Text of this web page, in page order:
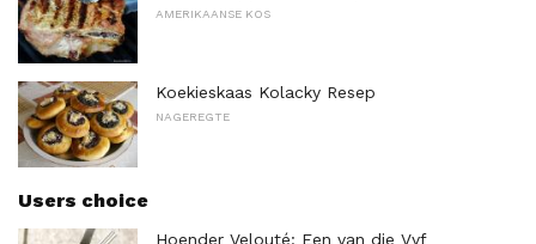
AMERIKAANSE KOS
Koekieskaas Kolacky Resep
NAGEREGTE
Users choice
Hoender Velouté: Een van die Vyf